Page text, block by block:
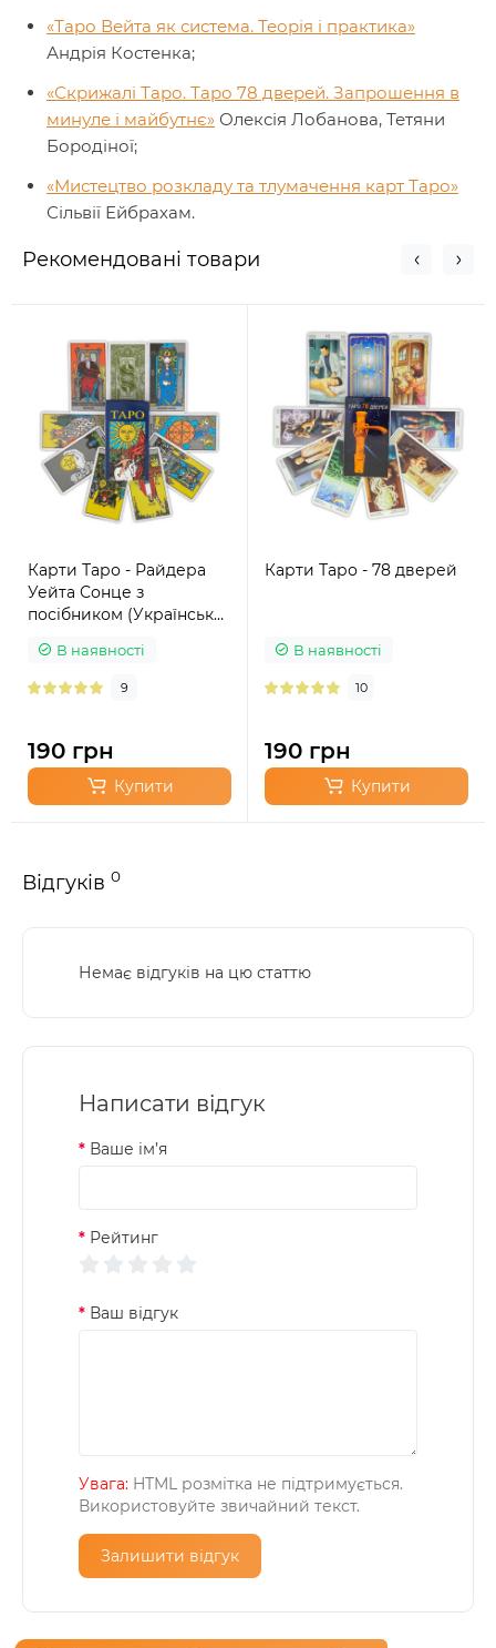
«Таро Вейта як система. Теорія і практика»
Андрія Костенка;
«Скрижалі Таро. Таро 78 дверей. Запрошення в
минуле і майбутнє» Олексія Лобанова, Тетяни
Бородіної;
«Мистецтво розкладу та тлумачення карт Таро»
Сільвії Ейбрахам.
Рекомендовані товари
Карти Таро - Райдера
Уейта Сонце з
посібником (Українська
В наявності
9
190 грн
Купити
Карти Таро - 78 дверей
В наявності
10
190 грн
Купити
Відгуків 0
Немає відгуків на цю статтю
Написати відгук
Ваше ім’я
Рейтинг
Ваш відгук
Увага: HTML розмітка не підтримується.
Використовуйте звичайний текст.
Залишити відгук